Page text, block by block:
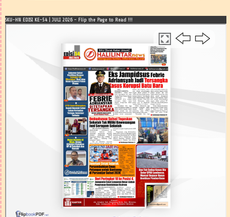
SKU-HN EDISI KE-54 | JULI 2026 - Flip the Page to Read !!!